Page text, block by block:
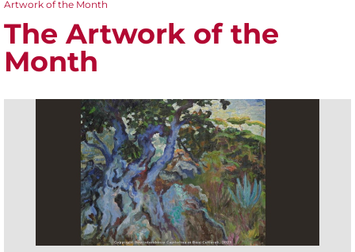
You are here
Artwork of the Month
The Artwork of the
Month